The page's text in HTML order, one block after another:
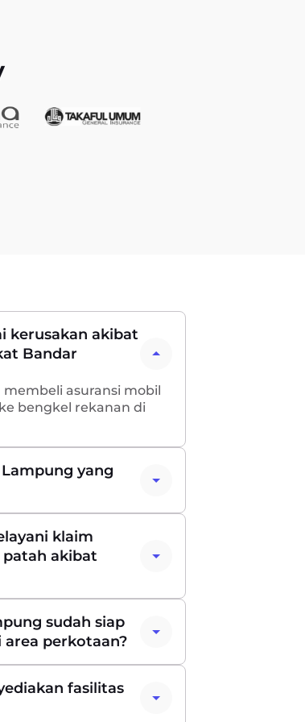
kerusakan akibat
Bandar
asuransi mobil
bengkel rekanan di
yang
klaim
akibat
sudah siap
perkotaan?
fasilitas